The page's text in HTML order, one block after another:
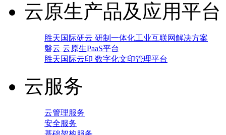
云原生产品及应用平台
胜天国际研云 研制一体化工业互联网解决方案
磐云 云原生PaaS平台
胜天国际云印 数字化文印管理平台
云服务
云管理服务
安全服务